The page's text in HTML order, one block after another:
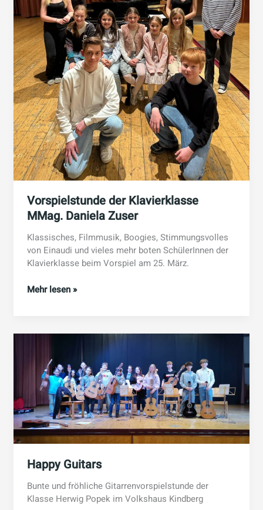
Vorspielstunde der Klavierklasse
MMag. Daniela Zuser
Klassisches, Filmmusik, Boogies, Stimmungsvolles
von Einaudi und vieles mehr boten SchülerInnen der
Klavierklasse beim Vorspiel am 25. März.
Vorspielstunde
Mehr lesen »
Happy Guitars
Bunte und fröhliche Gitarrenvorspielstunde der
Klasse Herwig Popek im Volkshaus Kindberg